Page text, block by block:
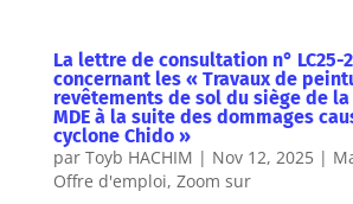
La lettre de consultation n° LC25-
concernant les « Travaux de
revêtements de sol du siège de la
MDE à la suite des dommages
cyclone Chido »
par Toyb HACHIM | Nov 12, 2025|
Offre d'emploi, Zoom sur